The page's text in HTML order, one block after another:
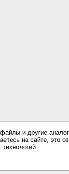
и другие
на сайте, это
технологий.